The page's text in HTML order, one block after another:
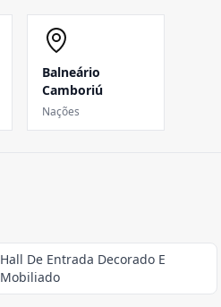
Balneário
Camboriú
Nações
Hall De Entrada Decorado E
Mobiliado